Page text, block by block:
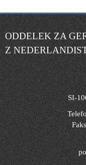
ODDELEK ZA
Z
SI-